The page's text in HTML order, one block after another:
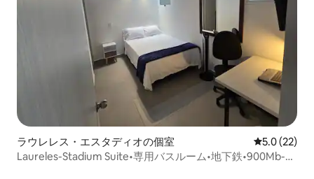
ラウレレス・エスタディオの個室 レビュー22
5.0 (22)
Laureles-Stadium Suite•専用バスルーム•地下鉄•900Mb-